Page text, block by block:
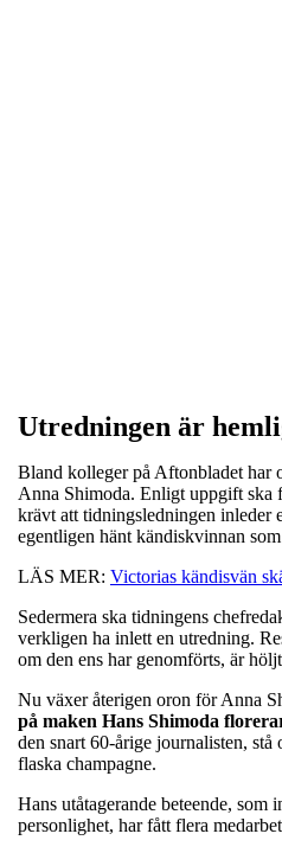
Utredningen är
Bland kolleger på Aftonbladet har
Anna Shimoda. Enligt uppgift ska
krävt att tidningsledningen inleder
egentligen hänt kändiskvinnan
LÄS MER: Victorias kändisvän
Sedermera ska tidningens
verkligen ha inlett en utredning.
om den ens har genomförts, är
Nu växer återigen oron för Anna
på maken Hans Shimoda
den snart 60-årige journalisten, stå
flaska champagne.
Hans utåtagerande beteende, som
personlighet, har fått flera